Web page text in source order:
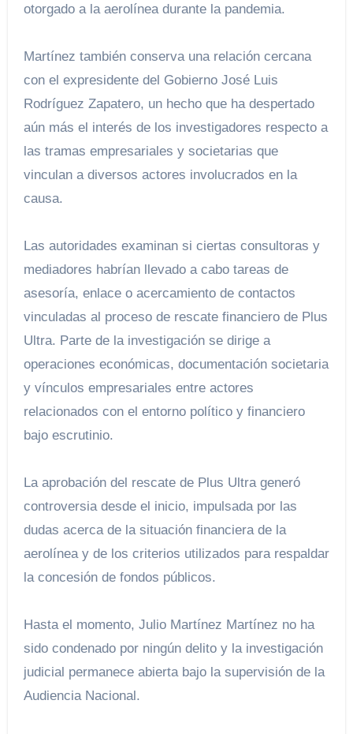
otorgado a la aerolínea durante la pandemia.
Martínez también conserva una relación cercana
con el expresidente del Gobierno José Luis
Rodríguez Zapatero, un hecho que ha despertado
aún más el interés de los investigadores respecto a
las tramas empresariales y societarias que
vinculan a diversos actores involucrados en la
causa.
Las autoridades examinan si ciertas consultoras y
mediadores habrían llevado a cabo tareas de
asesoría, enlace o acercamiento de contactos
vinculadas al proceso de rescate financiero de Plus
Ultra. Parte de la investigación se dirige a
operaciones económicas, documentación societaria
y vínculos empresariales entre actores
relacionados con el entorno político y financiero
bajo escrutinio.
La aprobación del rescate de Plus Ultra generó
controversia desde el inicio, impulsada por las
dudas acerca de la situación financiera de la
aerolínea y de los criterios utilizados para respaldar
la concesión de fondos públicos.
Hasta el momento, Julio Martínez Martínez no ha
sido condenado por ningún delito y la investigación
judicial permanece abierta bajo la supervisión de la
Audiencia Nacional.